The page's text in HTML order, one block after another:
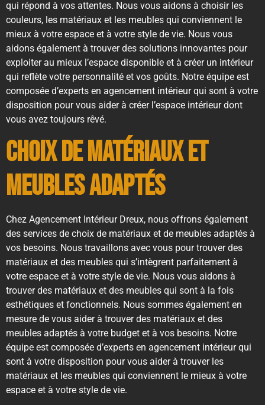
qui répond à vos attentes. Nous vous aidons à choisir les
couleurs, les matériaux et les meubles qui conviennent le
mieux à votre espace et à votre style de vie. Nous vous
aidons également à trouver des solutions innovantes pour
exploiter au mieux l’espace disponible et à créer un intérieur
qui reflète votre personnalité et vos goûts. Notre équipe est
composée d’experts en agencement intérieur qui sont à votre
disposition pour vous aider à créer l’espace intérieur dont
vous avez toujours rêvé.
Choix de matériaux et
meubles adaptés
Chez Agencement Intérieur Dreux, nous offrons également
des services de choix de matériaux et de meubles adaptés à
vos besoins. Nous travaillons avec vous pour trouver des
matériaux et des meubles qui s’intègrent parfaitement à
votre espace et à votre style de vie. Nous vous aidons à
trouver des matériaux et des meubles qui sont à la fois
esthétiques et fonctionnels. Nous sommes également en
mesure de vous aider à trouver des matériaux et des
meubles adaptés à votre budget et à vos besoins. Notre
équipe est composée d’experts en agencement intérieur qui
sont à votre disposition pour vous aider à trouver les
matériaux et les meubles qui conviennent le mieux à votre
espace et à votre style de vie.